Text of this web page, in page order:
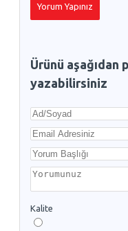
Yorum Yapınız
Ürünü
yazabilirsiniz
Kalite